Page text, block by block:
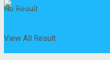
No Result
View All Result